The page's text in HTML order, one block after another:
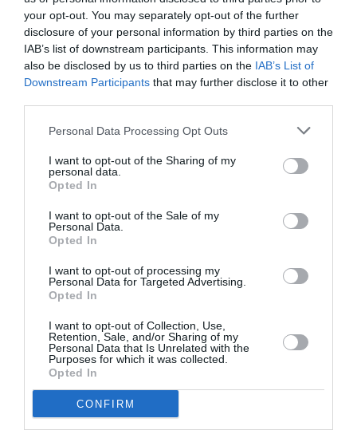
your opt-out. You may separately opt-out of the further
disclosure of your personal information by third parties on the
IAB’s list of downstream participants. This information may
also be disclosed by us to third parties on the IAB’s List of
Downstream Participants that may further disclose it to other
Personal Data Processing Opt Outs
I want to opt-out of the Sharing of my
personal data.
Opted In
I want to opt-out of the Sale of my
Personal Data.
Opted In
I want to opt-out of processing my
Personal Data for Targeted Advertising.
Opted In
I want to opt-out of Collection, Use,
Retention, Sale, and/or Sharing of my
Personal Data that Is Unrelated with the
Purposes for which it was collected.
Opted In
CONFIRM
Inutile chiedersi ora se si dovrà andare allo Sportello Unico per
l’Immigrazione o all’Inps. L’indirizzo preciso a cui bussare, insieme
a giorno e ora dell’appuntamento, arriverà insieme alla
convocazione.
Elvio Pasca
Articolo precedente
Ministero Interno: postazioni dello
Sportello Unico per limmigrazione presso le
sedi Inps.
Articolo seguente
contratto
TI POTREBBERO INTERESSARE
ANCHE: